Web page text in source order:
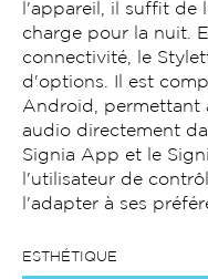
l'appareil, il suffit de
charge pour la nuit.
connectivité, le
d'options. Il est
Android, permettant
audio directement
Signia App et le
l'utilisateur de
l'adapter à ses
ESTHÉTIQUE